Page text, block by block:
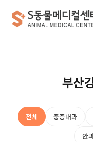
부산
전체 중증내과
안